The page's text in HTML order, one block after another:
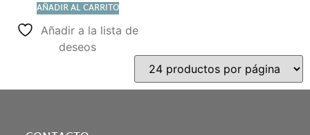
AÑADIR AL CARRITO
Añadir a la lista de
deseos